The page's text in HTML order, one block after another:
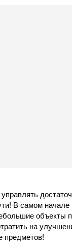
управлять
В самом
объекты
на
предметов!